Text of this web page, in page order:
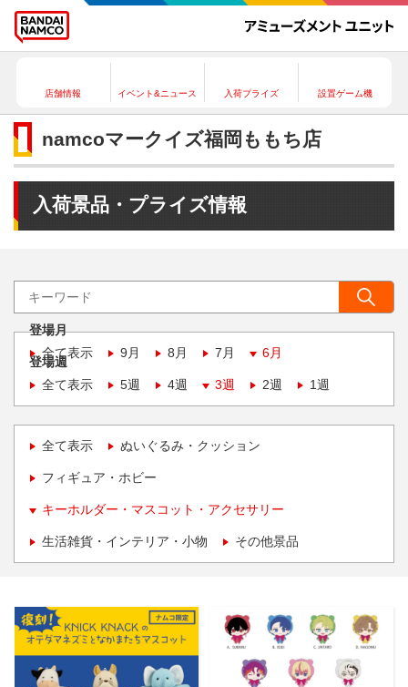
店舗情報 イベント&ニュース 入荷プライズ 設置ゲーム機
namcoマークイズ福岡ももち店
入荷景品・プライズ情報
登場月
全て表示
9月 8月 7月 6月
登場週
全て表示
5週 4週 3週 2週 1週
全て表示 ぬいぐるみ・クッション
フィギュア・ホビー
キーホルダー・マスコット・アクセサリー
生活雑貨・インテリア・小物 その他景品